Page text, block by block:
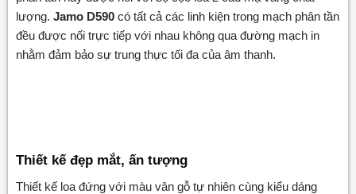
lượng. Jamo D590có tất cả các linh kiện trong mạch phân tần
đều được nối trực tiếp với nhau không qua đường mạch in
nhằm đảm bảo sự trung thực tối đa của âm thanh.
Thiết kế đẹp mắt, ấn tượng
Thiết kế loa đứng với màu vân gỗ tự nhiên cùng kiểu dáng